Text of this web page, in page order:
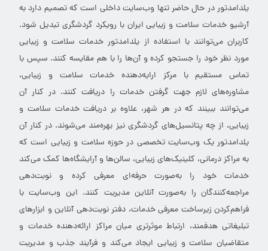
یلدامدتور در حال حاضر تنها وب‌سایت داخلی است که تصمیم دارد به
آرشیو خدمات سلامت و زیبایی ایران با رویکرد گردشگری تبدیل شود.
کاربران می‌توانند با استفاده از یلدامدتور خدمات سلامت و زیبایی
مورد نظر خود را جستجو کرده و آن‌ها را با هم مقایسه کنند. سپس با
تماس مستقیم با مرکز ارایه‌دهنده خدمات سلامت و زیبایی،
مشاوره‌های لازم جهت گرفتن خدمات را دریافت کنند. در کنار آن
می‌توانند ببینند که در هر شهر، علاوه بر دریافت خدمات سلامت و
زیبایی، از چه پتانسیل‌های گردشگری نیز بهره‌مند می‌شوند. در کنار آن
یلدامدتور یک وب‌سایت تخصصی در حوزه سلامت و زیبایی است که
به مراکز درمانی، کلینیک‌های زیبایی، سالن‌ها و آرایشگاه‌ها کمک می‌کند
خدمات خود را به‌صورت حرفه‌ای معرفی کرده و نوبت‌دهی
مراجعه‌کنندگان را به‌صورت آنلاین مدیریت کنند. این وب‌سایت با
فراهم‌کردن زیرساخت معرفی خدمات، دفتر نوبت‌دهی آنلاین و ابزارهای
تبلیغاتی هدفمند، ارتباط موثرتری میان مراکز ارائه‌دهنده خدمات و
متقاضیان سلامت و زیبایی ایجاد می‌کند و فرآیند جذب و مدیریت